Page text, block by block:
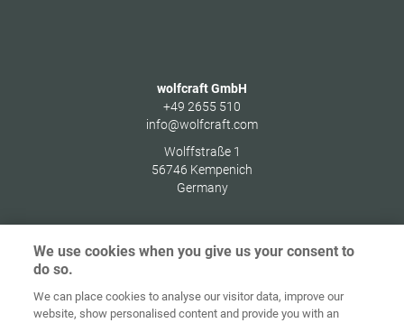
wolfcraft GmbH
+49 2655 510
info@wolfcraft.com
Wolffstraße 1
56746 Kempenich
Germany
Domov Kontakt Tiráž
osobných
údajov
We use cookies when you give us your consent to
do so.
We can place cookies to analyse our visitor data, improve our
website, show personalised content and provide you with an